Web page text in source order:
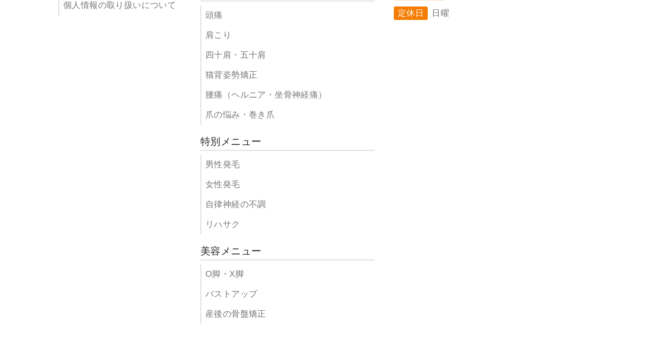
個人情報の取り扱いについて
頭痛
肩こり
四十肩・五十肩
猫背姿勢矯正
腰痛（ヘルニア・坐骨神経痛）
爪の悩み・巻き爪
特別メニュー
男性発毛
女性発毛
自律神経の不調
リハサク
美容メニュー
O脚・X脚
バストアップ
産後の骨盤矯正
定休日 日曜